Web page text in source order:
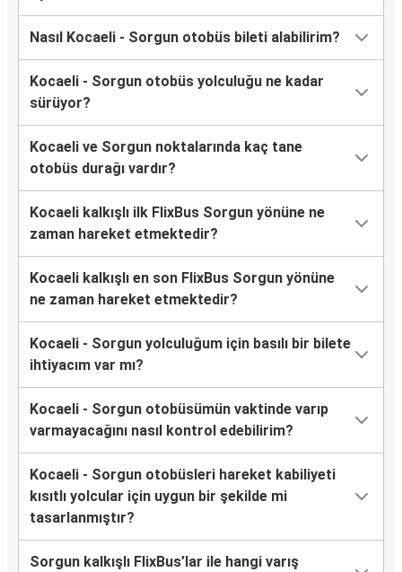
Nasıl Kocaeli - Sorgun otobüs bileti alabilirim?
Kocaeli - Sorgun otobüs yolculuğu ne kadar
sürüyor?
Kocaeli ve Sorgun noktalarında kaç tane
otobüs durağı vardır?
Kocaeli kalkışlı ilk FlixBus Sorgun yönüne ne
zaman hareket etmektedir?
Kocaeli kalkışlı en son FlixBus Sorgun yönüne
ne zaman hareket etmektedir?
Kocaeli - Sorgun yolculuğum için basılı bir bilete
ihtiyacım var mı?
Kocaeli - Sorgun otobüsümün vaktinde varıp
varmayacağını nasıl kontrol edebilirim?
Kocaeli - Sorgun otobüsleri hareket kabiliyeti
kısıtlı yolcular için uygun bir şekilde mi
tasarlanmıştır?
Sorgun kalkışlı FlixBus’lar ile hangi varış